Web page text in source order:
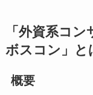
「外資系コ
ボスコン」と
概要